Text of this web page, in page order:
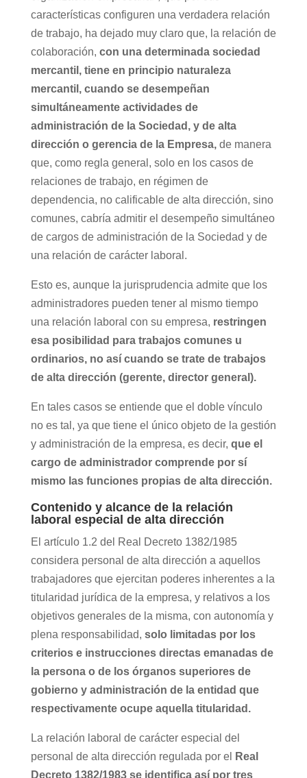
características configuren una verdadera relación
de trabajo, ha dejado muy claro que, la relación de
colaboración, con una determinada sociedad
mercantil, tiene en principio naturaleza
mercantil, cuando se desempeñan
simultáneamente actividades de
administración de la Sociedad, y de alta
dirección o gerencia de la Empresa,de manera
que, como regla general, solo en los casos de
relaciones de trabajo, en régimen de
dependencia, no calificable de alta dirección, sino
comunes, cabría admitir el desempeño simultáneo
de cargos de administración de la Sociedad y de
una relación de carácter laboral.
Esto es, aunque la jurisprudencia admite que los
administradores pueden tener al mismo tiempo
una relación laboral con su empresa, restringen
esa posibilidad para trabajos comunes u
ordinarios, no así cuando se trate de trabajos
de alta dirección (gerente, director general).
En tales casos se entiende que el doble vínculo
no es tal, ya que tiene el único objeto de la gestión
y administración de la empresa, es decir, que el
cargo de administrador comprende por sí
mismo las funciones propias de alta dirección.
Contenido y alcance de la relación
laboral especial de alta dirección
El artículo 1.2 del Real Decreto 1382/1985
considera personal de alta dirección a aquellos
trabajadores que ejercitan poderes inherentes a la
titularidad jurídica de la empresa, y relativos a los
objetivos generales de la misma, con autonomía y
plena responsabilidad, solo limitadas por los
criterios e instrucciones directas emanadas de
la persona o de los órganos superiores de
gobierno y administración de la entidad que
respectivamente ocupe aquella titularidad.
La relación laboral de carácter especial del
personal de alta dirección regulada por el
Real
Decreto 1382/1983 se identifica así por tres